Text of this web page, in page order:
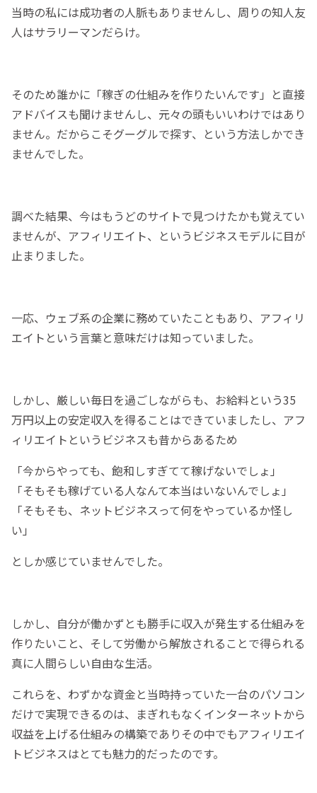
当時の私には成功者の人脈もありませんし、周りの知人友
人はサラリーマンだらけ。
そのため誰かに「稼ぎの仕組みを作りたいんです」と直接
アドバイスも聞けませんし、元々の頭もいいわけではあり
ません。だからこそグーグルで探す、という方法しかでき
ませんでした。
調べた結果、今はもうどのサイトで見つけたかも覚えてい
ませんが、アフィリエイト、というビジネスモデルに目が
止まりました。
一応、ウェブ系の企業に務めていたこともあり、アフィリ
エイトという言葉と意味だけは知っていました。
しかし、厳しい毎日を過ごしながらも、お給料という35
万円以上の安定収入を得ることはできていましたし、アフ
ィリエイトというビジネスも昔からあるため
「今からやっても、飽和しすぎてて稼げないでしょ」
「そもそも稼げている人なんて本当はいないんでしょ」
「そもそも、ネットビジネスって何をやっているか怪し
い」
としか感じていませんでした。
しかし、自分が働かずとも勝手に収入が発生する仕組みを
作りたいこと、そして労働から解放されることで得られる
真に人間らしい自由な生活。
これらを、わずかな資金と当時持っていた一台のパソコン
だけで実現できるのは、まぎれもなくインターネットから
収益を上げる仕組みの構築でありその中でもアフィリエイ
トビジネスはとても魅力的だったのです。